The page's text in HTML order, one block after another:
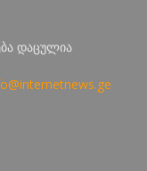
დაცულია